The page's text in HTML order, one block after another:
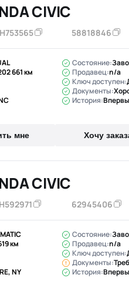
CIVIC
58818846
661 км
Состояние:
Продавец:n/a
Ключ доступен:
Документы:
История:
мне Хочу
CIVIC
62945406
км
NY
Состояние:
Продавец:n/a
Ключ доступен:
Документы:
История: